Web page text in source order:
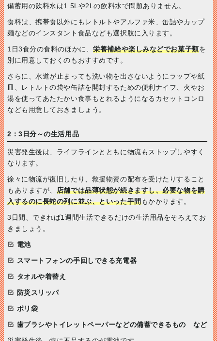
備蓄用の飲料水は1.5Lや2Lの飲料水で問題ありません。
食料は、携帯食以外にもレトルトやアルファ米、缶詰やカップ
麺などのインスタント食品なども選択肢に入ります。
1日3食分の食料のほかに、栄養補給や楽しみなどでお菓子類を
別に用意しておくのもおすすめです。
さらに、水道が止まっても洗い物を出さないようにラップや紙
皿、レトルトの袋や缶詰を開封するための便利ナイフ、火やお
湯を使ってあたたかい食事もとれるようになるカセットコンロ
なども用意しておきましょう。
2：3日分～の生活用品
災害発生後は、ライフラインとともに物流もストップしやすく
なります。
徐々に物流が復旧したり、救援物資の配布を受けたりすること
もありますが、 店舗では品薄状態が続きますし、必要な物を購
入するのに長蛇の列に並ぶ、といった手間もかかります。
3日間、できれば1週間生活できるだけの生活用品をそろえてお
きましょう。
電池
スマートフォンの手回しできる充電器
タオルや着替え
防災スリッパ
ポリ袋
歯ブラシやトイレットペーパーなどの備蓄できるもの など